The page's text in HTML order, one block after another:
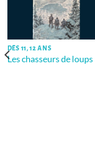
DÈS 11, 12 ANS
Les chasseurs de loups